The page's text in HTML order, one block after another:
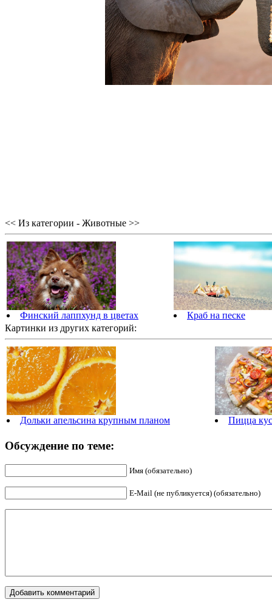
<< Из категории - Животные >>
Финский лаппхунд в цветах
Краб на песке
Картинки из других категорий:
Дольки апельсина крупным планом Пицца
Обсуждение по теме:
Имя (обязательно)
E-Mail (не публикуется) (обязательно)